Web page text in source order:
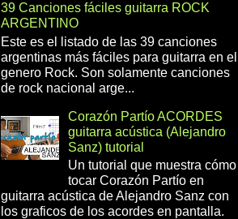
39 Canciones fáciles guitarra ROCK
ARGENTINO
Este es el listado de las 39 canciones
argentinas más fáciles para guitarra en el
genero Rock. Son solamente canciones
de rock nacional arge...
Corazón Partío ACORDES
guitarra acústica (Alejandro
Sanz) tutorial
Un tutorial que muestra cómo
tocar Corazón Partío en
guitarra acústica de Alejandro Sanz con
los graficos de los acordes en pantalla.